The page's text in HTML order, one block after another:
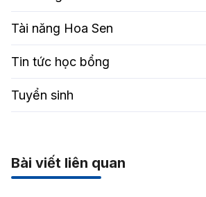
Tài năng Hoa Sen
Tin tức học bổng
Tuyển sinh
Bài viết liên quan